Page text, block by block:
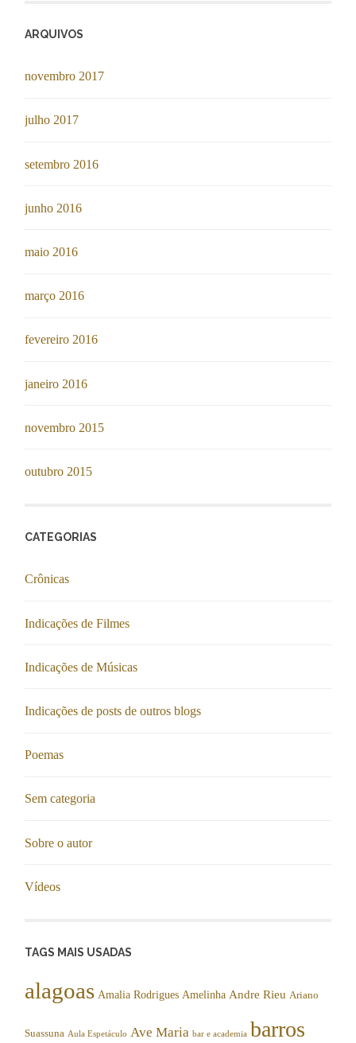
ARQUIVOS
novembro 2017
julho 2017
setembro 2016
junho 2016
maio 2016
março 2016
fevereiro 2016
janeiro 2016
novembro 2015
outubro 2015
CATEGORIAS
Crônicas
Indicações de Filmes
Indicações de Músicas
Indicações de posts de outros blogs
Poemas
Sem categoria
Sobre o autor
Vídeos
TAGS MAIS USADAS
alagoas Amalia Rodrigues Amelinha Andre Rieu Ariano
Suassuna Aula Espetáculo Ave Maria bar e academia barros